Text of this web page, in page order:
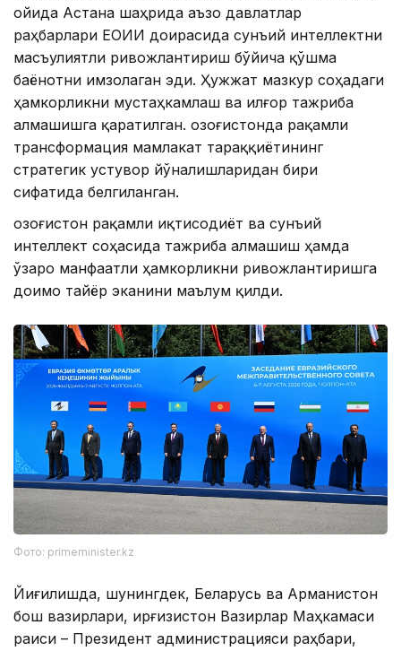
ойида Астана шаҳрида аъзо давлатлар
раҳбарлари ЕОИИ доирасида сунъий интеллектни
масъулиятли ривожлантириш бўйича қўшма
баёнотни имзолаган эди. Ҳужжат мазкур соҳадаги
ҳамкорликни мустаҳкамлаш ва илғор тажриба
алмашишга қаратилган. Қозоғистонда рақамли
трансформация мамлакат тараққиётининг
стратегик устувор йўналишларидан бири
сифатида белгиланган.
Қозоғистон рақамли иқтисодиёт ва сунъий
интеллект соҳасида тажриба алмашиш ҳамда
ўзаро манфаатли ҳамкорликни ривожлантиришга
доимо тайёр эканини маълум қилди.
Фото: primeminister.kz
Йиғилишда, шунингдек, Беларусь ва Арманистон
бош вазирлари, Қирғизистон Вазирлар Маҳкамаси
раиси – Президент администрацияси раҳбари,